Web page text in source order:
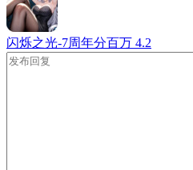
闪烁之光-7周年分百万 4.2